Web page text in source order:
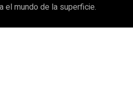
el mundo de la superficie.